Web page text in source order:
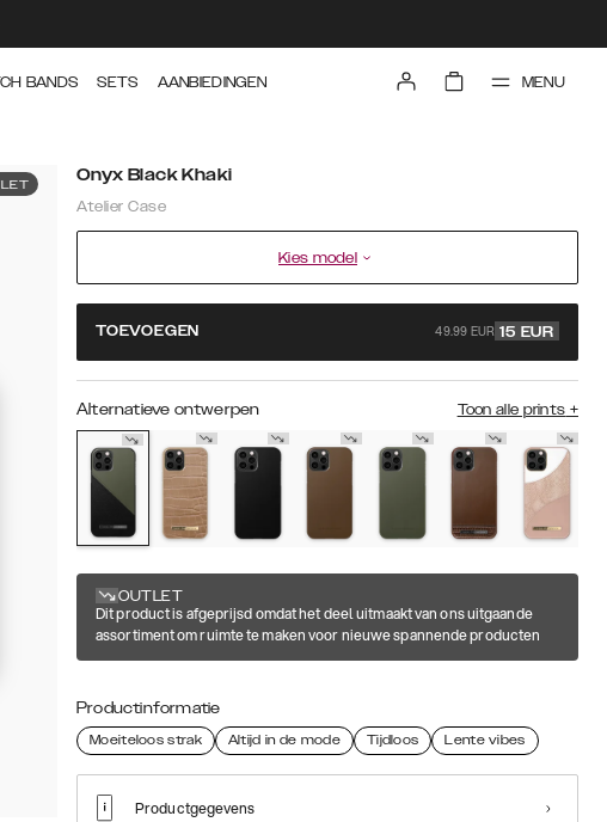
BANDS SETS AANBIEDINGEN MENU
Onyx Black Khaki
Atelier Case
Kies model
TOEVOEGEN 49.99 EUR 15 EUR
Alternatieve ontwerpen Toon alle prints +
OUTLET
Dit product is afgeprijsd omdat het deel uitmaakt van ons uitgaande
assortiment om ruimte te maken voor nieuwe spannende producten
Productinformatie
Moeiteloos strak Altijd in de mode Tijdloos Lente vibes
Productgegevens